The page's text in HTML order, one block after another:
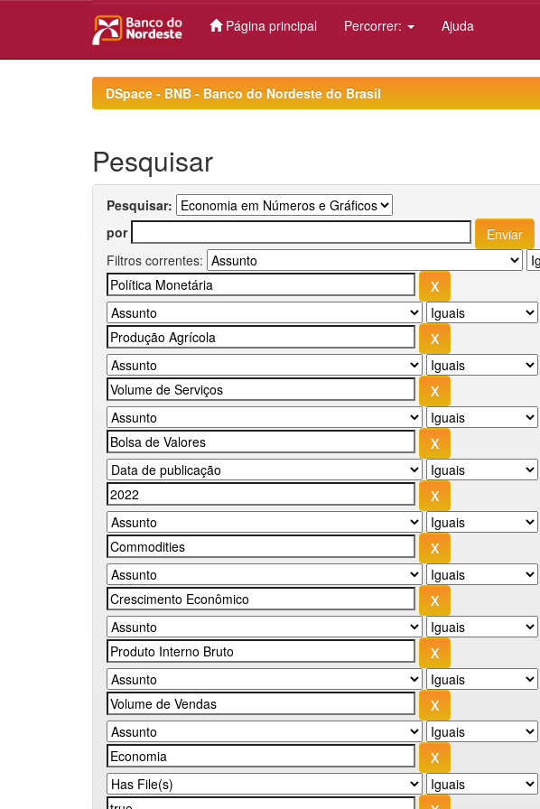
Página principal Percorrer: Ajuda
DSpace - BNB - Banco do Nordeste do Brasil
Pesquisar
Pesquisar:
por
Filtros correntes: